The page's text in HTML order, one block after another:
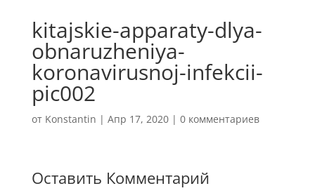
kitajskie-apparaty-dlya-
obnaruzheniya-
koronavirusnoj-infekcii-
pic002
от Konstantin | Апр 17, 2020| 0 комментариев
Оставить Комментарий